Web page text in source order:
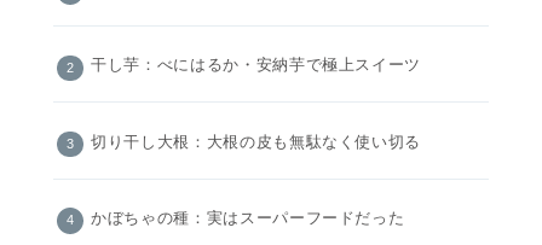
干し芋：べにはるか・安納芋で極上スイーツ
切り干し大根：大根の皮も無駄なく使い切る
かぼちゃの種：実はスーパーフードだった